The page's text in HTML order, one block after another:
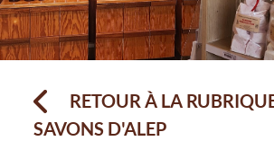
RETOUR À LA
SAVONS D'ALEP